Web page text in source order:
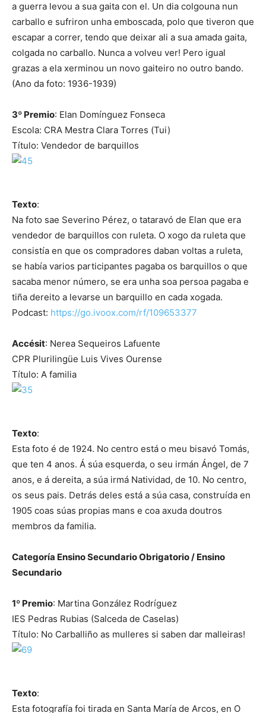
a guerra levou a sua gaita con el. Un dia colgouna nun
carballo e sufriron unha emboscada, polo que tiveron que
escapar a correr, tendo que deixar ali a sua amada gaita,
colgada no carballo. Nunca a volveu ver! Pero igual
grazas a ela xerminou un novo gaiteiro no outro bando.
(Ano da foto: 1936-1939)
3º Premio: Elan Domínguez Fonseca
Escola: CRA Mestra Clara Torres (Tui)
Título: Vendedor de barquillos
Texto:
Na foto sae Severino Pérez, o tataravó de Elan que era
vendedor de barquillos con ruleta. O xogo da ruleta que
consistía en que os compradores daban voltas a ruleta,
se había varios participantes pagaba os barquillos o que
sacaba menor número, se era unha soa persoa pagaba e
tiña dereito a levarse un barquillo en cada xogada.
Podcast: https://go.ivoox.com/rf/109653377
Accésit: Nerea Sequeiros Lafuente
CPR Plurilingüe Luis Vives Ourense
Título: A familia
Texto:
Esta foto é de 1924. No centro está o meu bisavó Tomás,
que ten 4 anos. Á súa esquerda, o seu irmán Ángel, de 7
anos, e á dereita, a súa irmá Natividad, de 10. No centro,
os seus pais. Detrás deles está a súa casa, construída en
1905 coas súas propias mans e coa axuda doutros
membros da familia.
Categoría Ensino Secundario Obrigatorio / Ensino
Secundario
1º Premio: Martina González Rodríguez
IES Pedras Rubias (Salceda de Caselas)
Título: No Carballiño as mulleres si saben dar malleiras!
Texto:
Esta fotografía foi tirada en Santa María de Arcos, en O